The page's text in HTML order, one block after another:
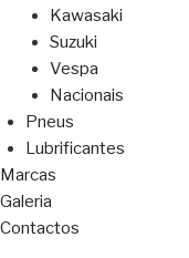
Kawasaki
Suzuki
Vespa
Nacionais
Pneus
Lubrificantes
Marcas
Galeria
Contactos